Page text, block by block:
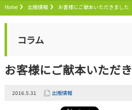
Home 出版情報 お客様にご献本いただきました
コラム
お客様にご献本いただ
2016.5.31 出版情報